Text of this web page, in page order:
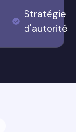
Stratégie
d'autorité